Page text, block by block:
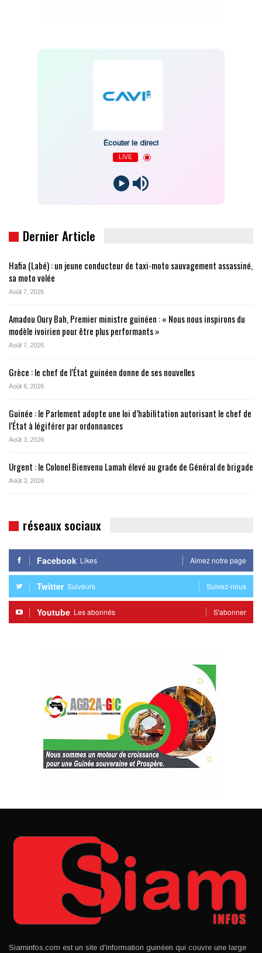
Écouter le direct
LIVE
Dernier Article
Hafia (Labé) : un jeune conducteur de taxi-moto sauvagement assassiné,
sa moto volée
Août 7, 2026
Amadou Oury Bah, Premier ministre guinéen : « Nous nous inspirons du
modèle ivoirien pour être plus performants »
Août 7, 2026
Grèce : le chef de l’État guinéen donne de ses nouvelles
Août 6, 2026
Guinée : le Parlement adopte une loi d’habilitation autorisant le chef de
l’État à légiférer par ordonnances
Août 3, 2026
Urgent : le Colonel Bienvenu Lamah élevé au grade de Général de brigade
Août 3, 2026
réseaux sociaux
Facebook Likes Aimez notre page
Twitter Suiveurs Suivez-nous
Youtube Les abonnés S'abonner
Siaminfos.com est un site d'information guinéen qui couvre une large